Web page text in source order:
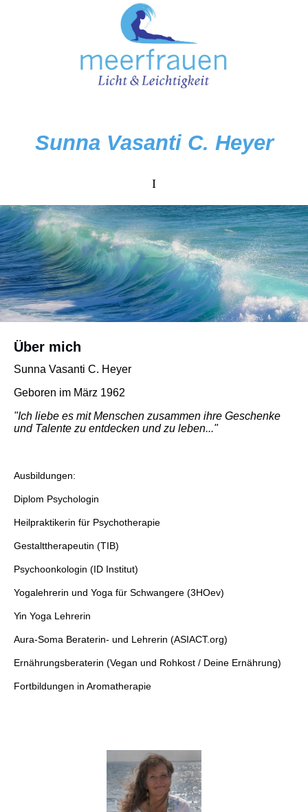
Sunna Vasanti C. Heyer
I
Über mich
Sunna Vasanti C. Heyer
Geboren im März 1962
"Ich liebe es mit Menschen zusammen ihre Geschenke
und Talente zu entdecken und zu leben..."
Ausbildungen:
Diplom Psychologin
Heilpraktikerin für Psychotherapie
Gestalttherapeutin (TIB)
Psychoonkologin (ID Institut)
Yogalehrerin und Yoga für Schwangere (3HOev)
Yin Yoga Lehrerin
Aura-Soma Beraterin- und Lehrerin (ASIACT.org)
Ernährungsberaterin (Vegan und Rohkost / Deine Ernährung)
Fortbildungen in Aromatherapie